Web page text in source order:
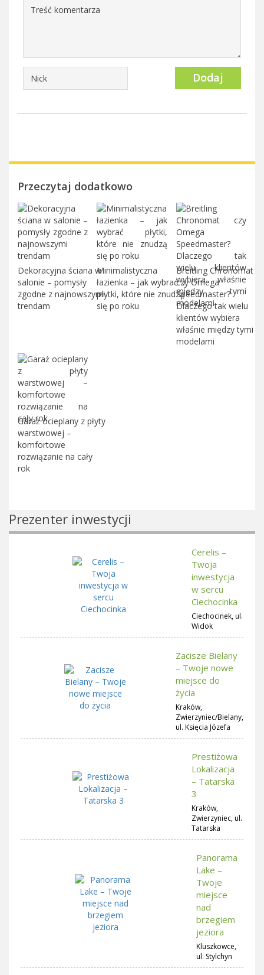
Dodaj
Przeczytaj dodatkowo
Dekoracyjna ściana w
salonie – pomysły
zgodne z najnowszymi
trendam
Minimalistyczna
łazienka – jak wybrać
płytki, które nie znudzą
się po roku
Breitling Chronomat
czy Omega
Speedmaster?
Dlaczego tak wielu
klientów wybiera
właśnie między tymi
modelami
Garaż ocieplany z płyty
warstwowej –
komfortowe
rozwiązanie na cały
rok
Prezenter inwestycji
Cerelis –
Twoja
inwestycja
w sercu
Ciechocinka
Ciechocinek, ul.
Widok
Zacisze Bielany
– Twoje nowe
miejsce do
życia
Kraków,
Zwierzyniec/Bielany,
ul. Księcia Józefa
Prestiżowa
Lokalizacja
– Tatarska
3
Kraków,
Zwierzyniec, ul.
Tatarska
Panorama
Lake –
Twoje
miejsce
nad
brzegiem
jeziora
Kluszkowce,
ul. Stylchyn